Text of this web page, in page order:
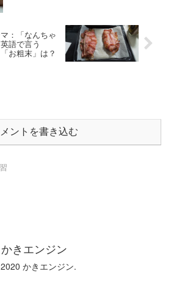
：「なんちゃ
語で言う
お粗末」は？
ントを書き込む
かきエンジン
かきエンジン.